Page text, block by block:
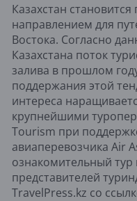
Казахстан
направлением для
Востока. Согласно
Казахстана поток
залива в прошлом
поддержания этой
интереса
крупнейшими
Tourism при
авиаперевозчика Air
ознакомительный тур
представителей
TravelPress.kz со